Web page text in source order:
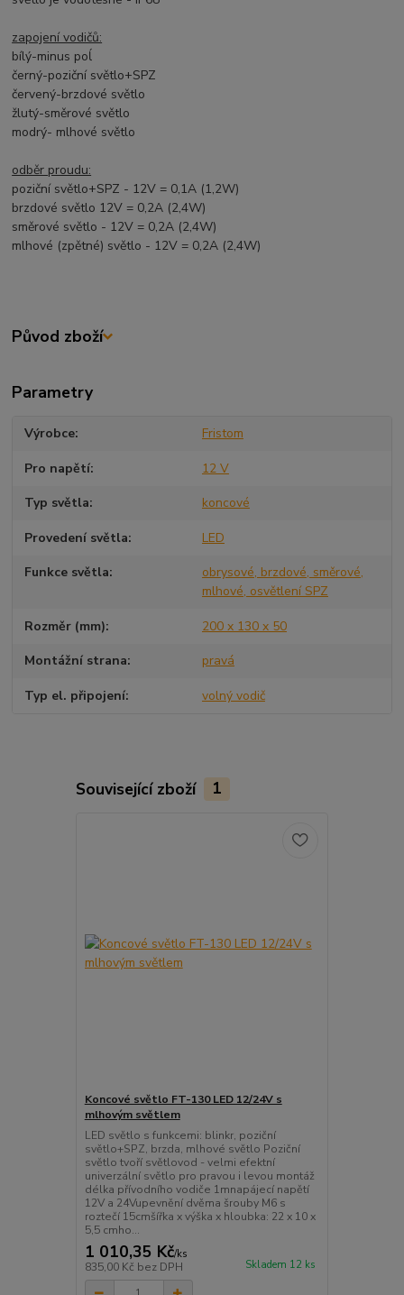
zapojení vodičů:
bílý-minus poĺ
černý-poziční světlo+SPZ
červený-brzdové světlo
žlutý-směrové světlo
modrý- mlhové světlo
odběr proudu:
poziční světlo+SPZ - 12V = 0,1A (1,2W)
brzdové světlo 12V = 0,2A (2,4W)
směrové světlo - 12V = 0,2A (2,4W)
mlhové (zpětné) světlo - 12V = 0,2A (2,4W)
Původ zboží
Parametry
Výrobce Fristom
Pro napětí 12 V
Typ světla koncové
Provedení světla LED
Funkce světla
obrysové, brzdové, směrové,
mlhové, osvětlení SPZ
Rozměr (mm) 200 x 130 x 50
Montážní strana pravá
Typ el. připojení volný vodič
Související zboží 1
Koncové světlo FT-130 LED 12/24V s
mlhovým světlem
LED světlo s funkcemi: blinkr, poziční
světlo+SPZ, brzda, mlhové světlo Poziční
světlo tvoří světlovod - velmi efektní
univerzální světlo pro pravou i levou montáž
délka přívodního vodiče 1mnapájecí napětí
12V a 24Vupevnění dvěma šrouby M6 s
roztečí 15cmšířka x výška x hloubka: 22 x 10 x
5,5 cmho...
1 010,35 Kč/ks
835,00 Kč bez DPH Skladem 12 ks